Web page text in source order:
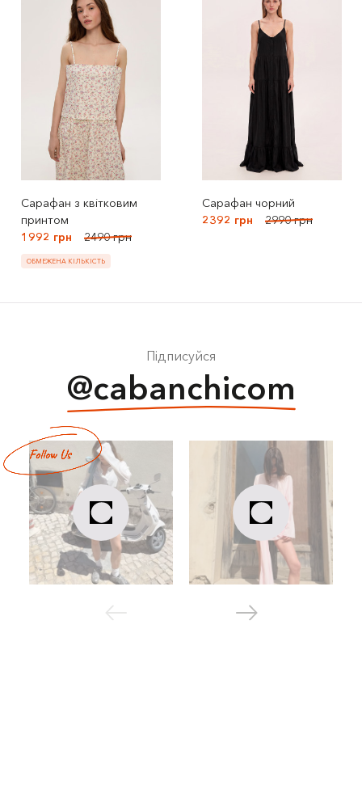
Сарафан з квітковим
принтом
1992 грн
2490 грн
ОБМЕЖЕНА КІЛЬКІСТЬ
Сарафан чорний
2392 грн
2990 грн
Підписуйся
@cabanchicom